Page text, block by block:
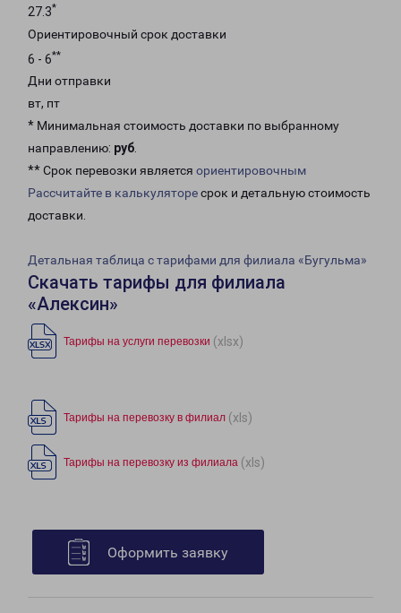
27.3*
Ориентировочный срок доставки
6 - 6**
Дни отправки
вт, пт
* Минимальная стоимость доставки по выбранному
направлению: руб.
** Срок перевозки является ориентировочным
Рассчитайте в калькуляторесрок и детальную стоимость
доставки.
Детальная таблица с тарифами для филиала «Бугульма»
Скачать тарифы для филиала
«Алексин»
Тарифы на услуги перевозки (xlsx)
Тарифы на перевозку в филиал (xls)
Тарифы на перевозку из филиала (xls)
Оформить заявку